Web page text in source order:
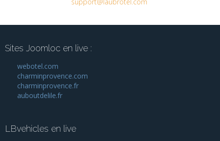
Sites Joomloc en live :
webotel.com
charminprovence.com
charminprovence.fr
auboutdelile.fr
LBvehicles en live